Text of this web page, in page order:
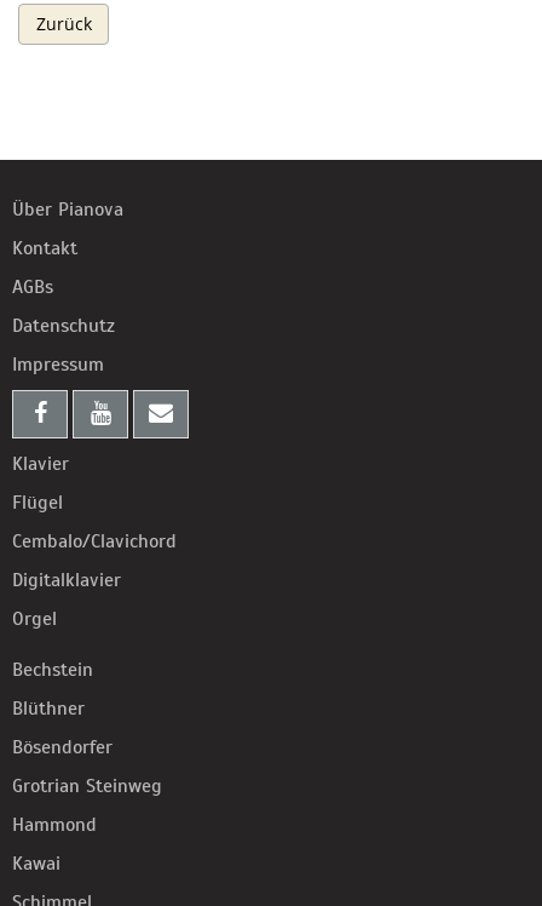
Zurück
Über Pianova
Kontakt
AGBs
Datenschutz
Impressum
Klavier
Flügel
Cembalo/Clavichord
Digitalklavier
Orgel
Bechstein
Blüthner
Bösendorfer
Grotrian Steinweg
Hammond
Kawai